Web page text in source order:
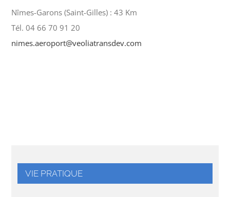
Nîmes-Garons (Saint-Gilles) : 43 Km
Tél. 04 66 70 91 20
nimes.aeroport@veoliatransdev.com
VIE PRATIQUE